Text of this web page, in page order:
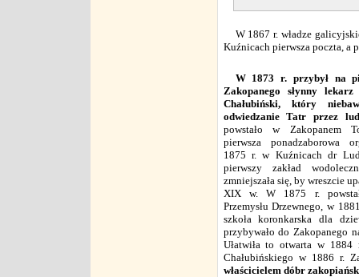
W 1867 r. władze
Kuźnicach pierwsza poczta, a
W 1873 r. przybył na
Zakopanego słynny
Chałubiński, który
odwiedzanie Tatr przez
powstało w Zakopanem
pierwsza ponadzaborowa
1875 r. w Kuźnicach dr
pierwszy zakład
zmniejszała się, by wreszcie
XIX w. W 1875 r.
Przemysłu Drzewnego, w
szkoła koronkarska dla
przybywało do Zakopanego
Ułatwiła to otwarta w
Chałubińskiego w 1886 r.
właścicielem dóbr